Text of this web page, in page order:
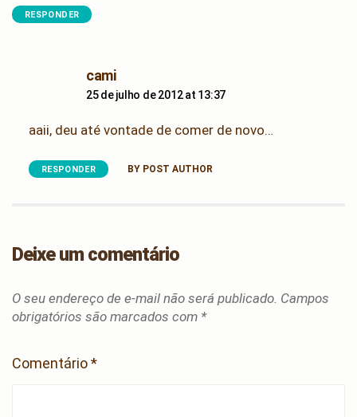
RESPONDER
camisays:
25 de julho de 2012 at 13:37
aaii, deu até vontade de comer de novo…
RESPONDER BY POST AUTHOR
Deixe um comentário
O seu endereço de e-mail não será publicado. Campos
obrigatórios são marcados com *
Comentário*